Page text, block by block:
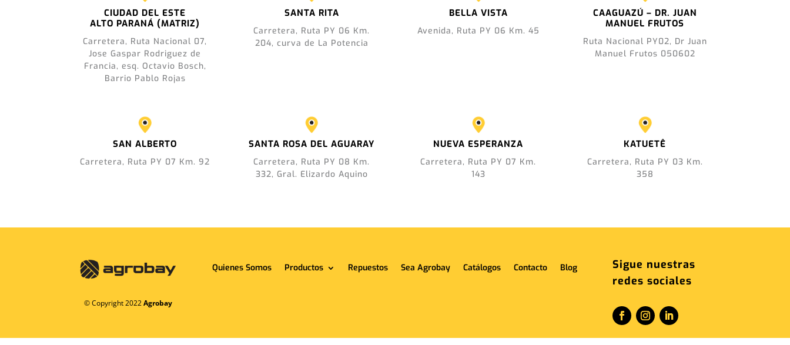
CIUDAD DEL ESTE
ALTO PARANÁ (MATRIZ)
Carretera, Ruta Nacional 07,
Jose Gaspar Rodriguez de
Francia, esq. Octavio Bosch,
Barrio Pablo Rojas
SANTA RITA
Carretera, Ruta PY 06 Km.
204, curva de La Potencia
BELLA VISTA
Avenida, Ruta PY 06 Km. 45
CAAGUAZÚ – DR. JUAN
MANUEL FRUTOS
Ruta Nacional PY02, Dr Juan
Manuel Frutos 050602
SAN ALBERTO
Carretera, Ruta PY 07 Km. 92
SANTA ROSA DEL AGUARAY
Carretera, Ruta PY 08 Km.
332, Gral. Elizardo Aquino
NUEVA ESPERANZA
Carretera, Ruta PY 07 Km.
143
KATUETÊ
Carretera, Ruta PY 03 Km.
358
© Copyright 2022Agrobay
Quienes Somos Productos Repuestos Sea Agrobay Catálogos Contacto Blog
Sigue nuestras
redes sociales